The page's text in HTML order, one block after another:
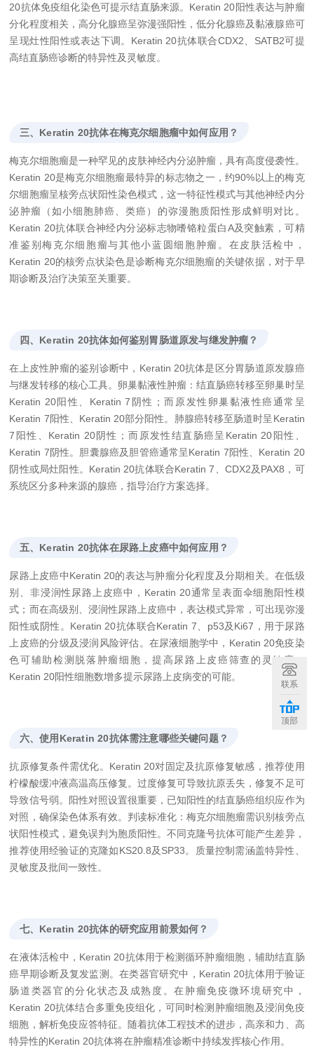
20抗体免疫组化染色可提示结直肠来源。Keratin 20阳性表达与肿瘤
分化程度相关，高分化腺癌呈弥漫强阳性，低分化腺癌及黏液腺癌可
呈现灶性阳性或表达下调。Keratin 20抗体联合CDX2、SATB2可提
高结直肠癌诊断的特异性及灵敏度。
三、Keratin 20抗体在梅克尔细胞瘤中如何应用？
梅克尔细胞瘤是一种罕见的皮肤神经内分泌肿瘤，具有高度侵袭性。
Keratin 20是梅克尔细胞瘤最特异的标志物之一，约90%以上的梅克
尔细胞瘤呈核旁点状阳性染色模式，这一特征性模式与其他神经内分
泌肿瘤（如小细胞肺癌、类癌）的弥漫胞质阳性形成鲜明对比。
Keratin 20抗体联合神经内分泌标志物嗜铬粒蛋白A及突触素，可精
准鉴别梅克尔细胞瘤与其他小蓝圆细胞肿瘤。在皮肤活检中，
Keratin 20的核旁点状染色是诊断梅克尔细胞瘤的关键依据，对于早
期诊断及治疗决策至关重要。
四、Keratin 20抗体如何鉴别胃肠道原发与继发肿瘤？
在上皮性肿瘤的鉴别诊断中，Keratin 20抗体是区分胃肠道原发腺癌
与继发转移的核心工具。卵巢黏液性肿瘤：结直肠癌转移至卵巢时呈
Keratin 20阳性、Keratin 7阴性；而原发性卵巢黏液性癌通常呈
Keratin 7阳性、Keratin 20部分阳性。肺腺癌转移至肠道时呈Keratin
7阳性、Keratin 20阴性；而原发性结直肠癌呈Keratin 20阳性、
Keratin 7阴性。胆囊腺癌及胆管癌通常呈Keratin 7阳性、Keratin 20
阴性或局灶阳性。Keratin 20抗体联合Keratin 7、CDX2及PAX8，可
系统区分多种来源的腺癌，指导治疗方案选择。
五、Keratin 20抗体在尿路上皮癌中如何应用？
尿路上皮癌中Keratin 20的表达与肿瘤分化程度及分期相关。在低级
别、非浸润性尿路上皮癌中，Keratin 20通常呈表面伞细胞阳性模
式；而在高级别、浸润性尿路上皮癌中，表达模式异常，可出现弥漫
阳性或阴性。Keratin 20抗体联合Keratin 7、p53及Ki67，用于尿路
上皮癌的分级及浸润风险评估。在尿液细胞学中，Keratin 20免疫染
色可辅助检测脱落肿瘤细胞，提高尿路上皮癌筛查的灵敏度。
Keratin 20阳性细胞数增多提示尿路上皮病变的可能。
六、使用Keratin 20抗体需注意哪些关键问题？
抗原修复条件需优化。Keratin 20对固定及抗原修复敏感，推荐使用
柠檬酸缓冲液高温高压修复。过度修复可导致抗原丢失，修复不足可
导致信号弱。阳性对照设置很重要，已知阳性的结直肠癌组织应作为
对照，确保染色体系有效。判读标准化：梅克尔细胞瘤需识别核旁点
状阳性模式，避免误判为胞质阳性。不同克隆号抗体可能产生差异，
推荐使用经验证的克隆如KS20.8及SP33。质量控制需涵盖特异性、
灵敏度及批间一致性。
七、Keratin 20抗体的研究应用前景如何？
在液体活检中，Keratin 20抗体用于检测循环肿瘤细胞，辅助结直肠
癌早期诊断及复发监测。在类器官研究中，Keratin 20抗体用于验证
肠道类器官的分化状态及成熟度。在肿瘤免疫微环境研究中，
Keratin 20抗体结合多重免疫组化，可同时检测肿瘤细胞及浸润免疫
细胞，解析免疫应答特征。随着抗体工程技术的进步，高亲和力、高
特异性的Keratin 20抗体将在肿瘤精准诊断中持续发挥核心作用。
联系
顶部